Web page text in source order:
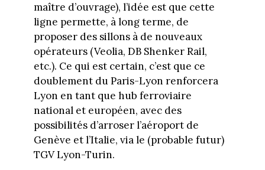
maître d’ouvrage), l’idée est que cette
ligne permette, à long terme, de
proposer des sillons à de nouveaux
opérateurs (Veolia, DB Shenker Rail,
etc.). Ce qui est certain, c’est que ce
doublement du Paris-Lyon renforcera
Lyon en tant que hub ferroviaire
national et européen, avec des
possibilités d’arroser l’aéroport de
Genève et l’Italie, via le (probable futur)
TGV Lyon-Turin.